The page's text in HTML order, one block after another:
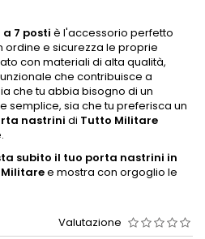
7 posti è l'accessorio perfetto
e sicurezza le proprie
con materiali di alta qualità,
che contribuisce a
che tu abbia bisogno di un
semplice, sia che tu preferisca un
nastrini di Tutto Militare
subito il tuo porta nastrini in
e mostra con orgoglio le
Valutazione